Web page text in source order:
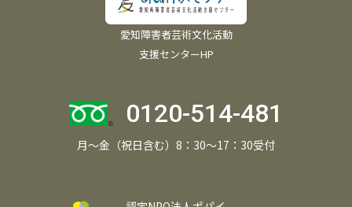
愛知障害者芸術文化活動
支援センターHP
0120-514-481
月～金（祝日含む）8：30～17：30受付